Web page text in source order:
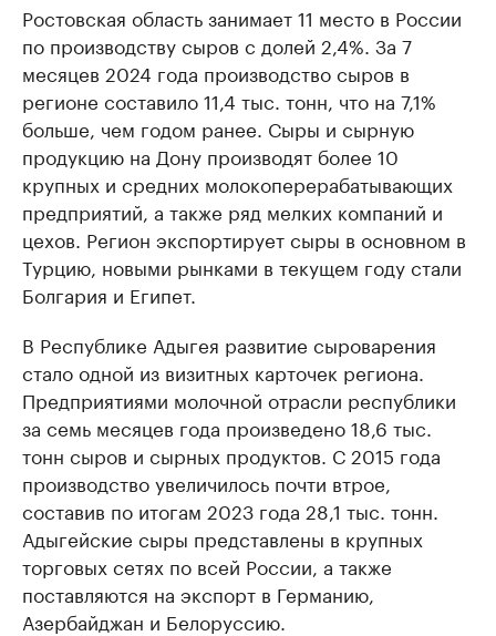
Ростовская область занимает 11 место в России
по производству сыров с долей 2,4%. За 7
месяцев 2024 года производство сыров в
регионе составило 11,4 тыс. тонн, что на 7,1%
больше, чем годом ранее. Сыры и сырную
продукцию на Дону производят более 10
крупных и средних молокоперерабатывающих
предприятий, а также ряд мелких компаний и
цехов. Регион экспортирует сыры в основном в
Турцию, новыми рынками в текущем году стали
Болгария и Египет.
В Республике Адыгея развитие сыроварения
стало одной из визитных карточек региона.
Предприятиями молочной отрасли республики
за семь месяцев года произведено 18,6 тыс.
тонн сыров и сырных продуктов. С 2015 года
производство увеличилось почти втрое,
составив по итогам 2023 года 28,1 тыс. тонн.
Адыгейские сыры представлены в крупных
торговых сетях по всей России, а также
поставляются на экспорт в Германию,
Азербайджан и Белоруссию.